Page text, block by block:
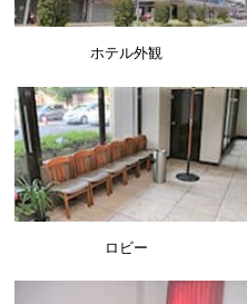
ホテル外観
ロビー